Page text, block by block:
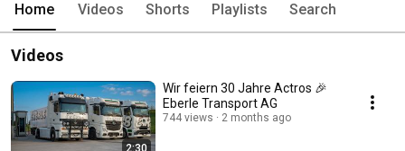
Home Videos Shorts Playlists Search
Videos
2:30
Wir feiern 30 Jahre Actros 🎉
Eberle Transport AG
744 views 2 months ago